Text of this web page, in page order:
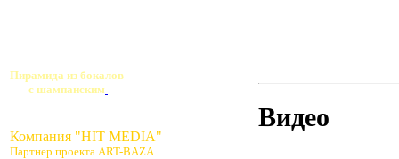
Пирамида из бокалов
с шампанским
Компания "HIT MEDIA"
Партнер проекта ART-BAZA
Видео